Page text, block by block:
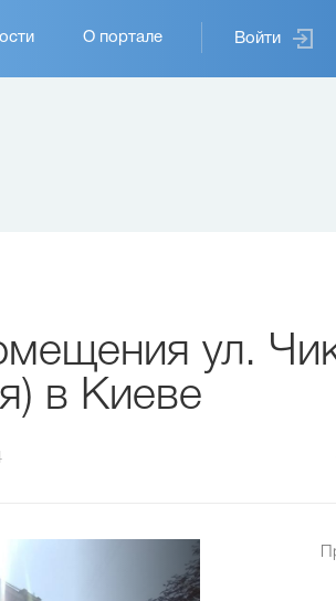
Войти
О портале
ул.
в Киеве